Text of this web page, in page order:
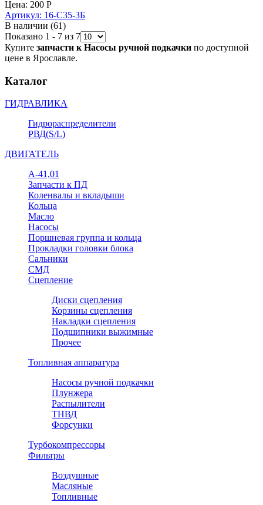
Цена: 200 Р
Артикул: 16-С35-3Б
В наличии (61)
Показано 1 - 7 из 7
Купите запчасти к Насосы ручной подкачки по доступной
цене в Ярославле.
Каталог
ГИДРАВЛИКА
Гидрораспределители
РВД(S/L)
ДВИГАТЕЛЬ
А-41,01
Запчасти к ПД
Коленвалы и вкладыши
Кольца
Масло
Насосы
Поршневая группа и кольца
Прокладки головки блока
Сальники
СМД
Сцепление
Диски сцепления
Корзины сцепления
Накладки сцепления
Подшипники выжимные
Прочее
Топливная аппаратура
Насосы ручной подкачки
Плунжера
Распылители
ТНВД
Форсунки
Турбокомпрессоры
Фильтры
Воздушные
Масляные
Топливные